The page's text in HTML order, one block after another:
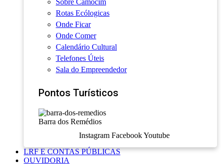
Rotas Ecólogicas
Onde Ficar
Onde Comer
Calendário Cultural
Telefones Úteis
Sala do Empreendedor
Pontos Turísticos
Barra dos Remédios
Instagram Facebook Youtube
LRF E CONTAS PÚBLICAS
OUVIDORIA